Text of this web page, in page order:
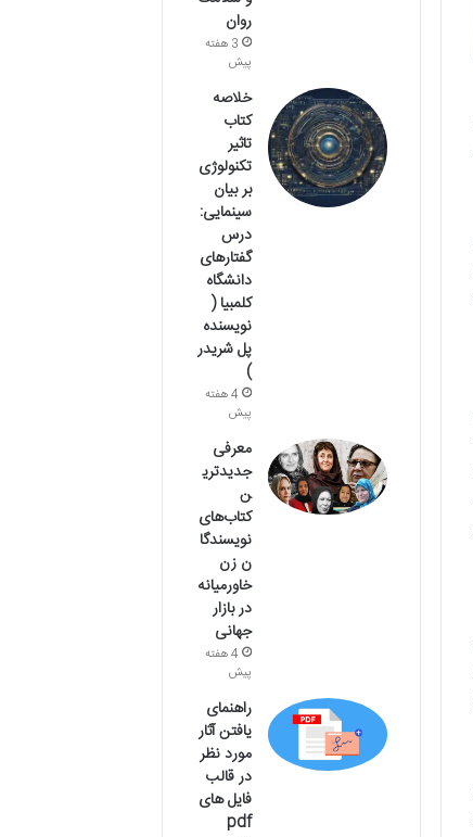
روان
3 هفته
پیش
خلاصه
کتاب
تاثیر
تکنولوژی
بر بیان
سینمایی:
درس
گفتارهای
دانشگاه
کلمبیا (
نویسنده
پل شریدر
)
4 هفته
پیش
معرفی
جدیدتری
ن
کتاب‌های
نویسندگا
ن زن
خاورمیانه
در بازار
جهانی
4 هفته
پیش
راهنمای
یافتن آثار
مورد نظر
در قالب
فایل های
pdf